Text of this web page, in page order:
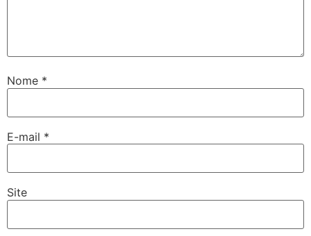
Nome *
E-mail *
Site